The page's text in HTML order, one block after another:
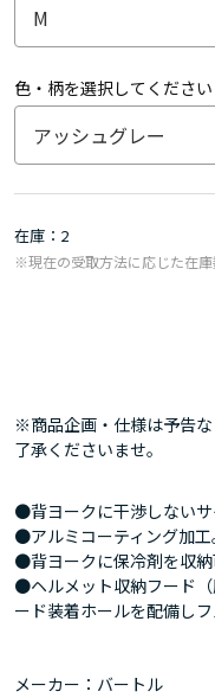
色・柄を選択してください
在庫 2
※現在の受取方法に応じた在
※商品企画・仕様は予告
了承くださいませ。
●背ヨークに干渉しないサ
●アルミコーティング加工
●背ヨークに保冷剤を収納
●ヘルメット収納フード
ード装着ホールを配備しフ
メーカー：バートル